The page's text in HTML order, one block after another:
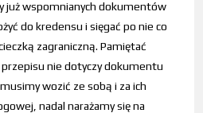
już wspomnianych dokumentów
do kredensu i sięgać po nie co
zagraniczną. Pamiętać
przepisu nie dotyczy dokumentu
wozić ze sobą i za ich
nadal narażamy się na